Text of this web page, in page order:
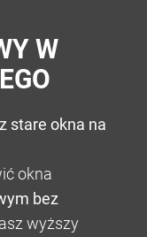
W
stare okna na
okna
bez
wyższy